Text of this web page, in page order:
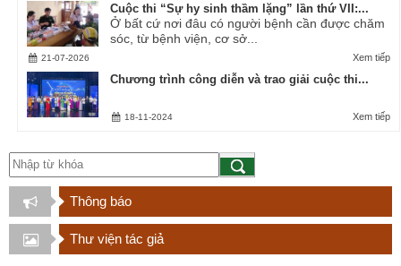
Cuộc thi “Sự hy sinh thầm lặng” lần thứ VII:...
Ở bất cứ nơi đâu có người bệnh cần được chăm
sóc, từ bệnh viện, cơ sở...
Xem tiếp
21-07-2026
Chương trình công diễn và trao giải cuộc thi...
Xem tiếp
18-11-2024
Thông báo
Thư viện tác giả